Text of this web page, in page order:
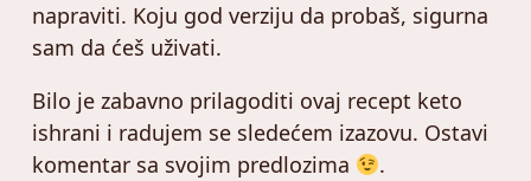
napraviti. Koju god verziju da probaš, sigurna
sam da ćeš uživati.
Bilo je zabavno prilagoditi ovaj recept keto
ishrani i radujem se sledećem izazovu. Ostavi
komentar sa svojim predlozima
.